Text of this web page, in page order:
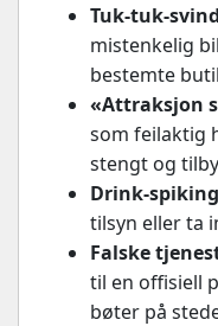
Tuk-tuk-
mistenkelig
bestemte
«Attraksjon
som feilaktig
stengt og
Drink-spiking
tilsyn eller ta
Falske
til en offisiell
bøter på